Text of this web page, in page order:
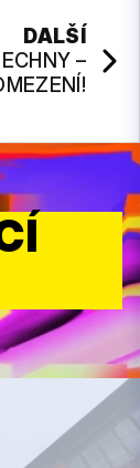
DALŠÍ
–